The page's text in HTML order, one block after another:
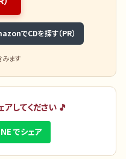
でCDを探す（PR）
みます
アしてください 🎵
でシェア